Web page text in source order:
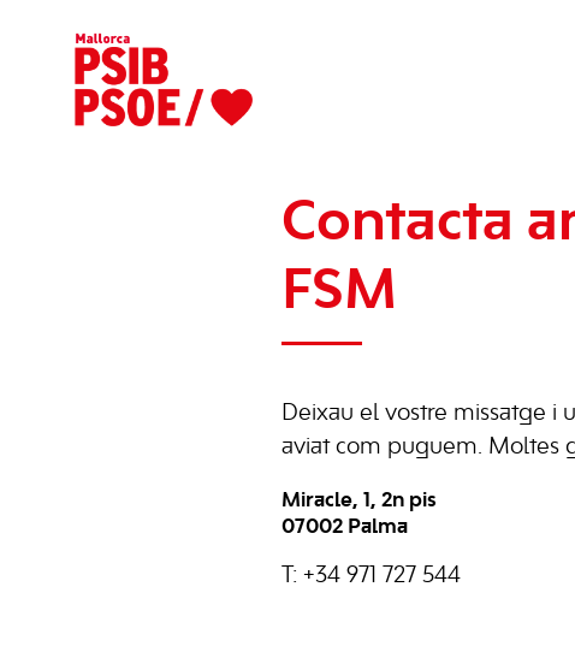
Contacta
FSM
Deixau el vostre missatge i
aviat com puguem. Moltes
Miracle, 1, 2n pis
07002 Palma
T: +34 971 727 544